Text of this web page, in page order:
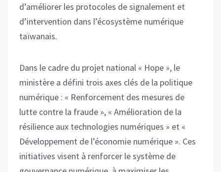
d’améliorer les protocoles de signalement et
d’intervention dans l’écosystème numérique
taïwanais.
Dans le cadre du projet national « Hope », le
ministère a défini trois axes clés de la politique
numérique : « Renforcement des mesures de
lutte contre la fraude », « Amélioration de la
résilience aux technologies numériques » et «
Développement de l’économie numérique ». Ces
initiatives visent à renforcer le système de